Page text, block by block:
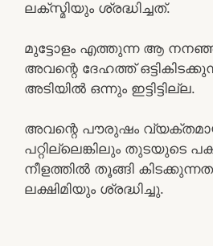
ലക്സ്മിയും ശ്രദ്ധിച്ചത്.
മുട്ടോളം എത്തുന്ന ആ
അവന്റെ ദേഹത്ത്
അടിയിൽ ഒന്നും ഇട്ടിട്ടില്ല.
അവന്റെ പൗരുഷം
പറ്റില്ലെങ്കിലും തുടയുടെ
നീളത്തിൽ തൂങ്ങി
ലക്ഷിമിയും ശ്രദ്ധിച്ചു.